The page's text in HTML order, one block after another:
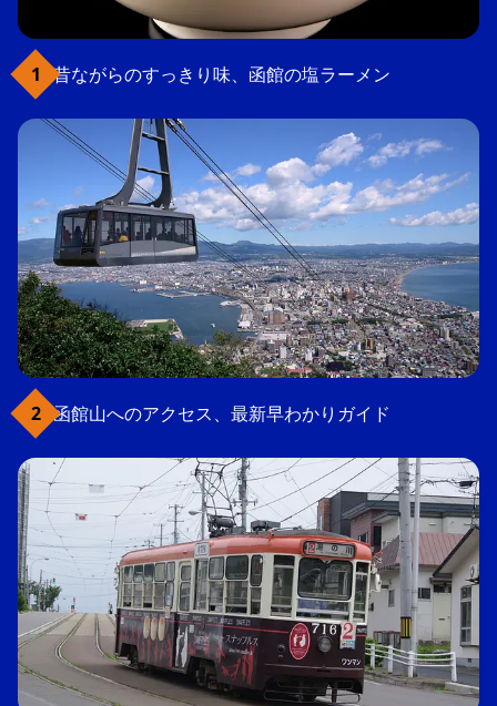
昔ながらのすっきり味、函館の塩ラーメン
函館山へのアクセス、最新早わかりガイド